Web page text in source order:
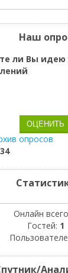
Наш
ли Вы идею
опросов
34
Онлайн
Гостей: 1